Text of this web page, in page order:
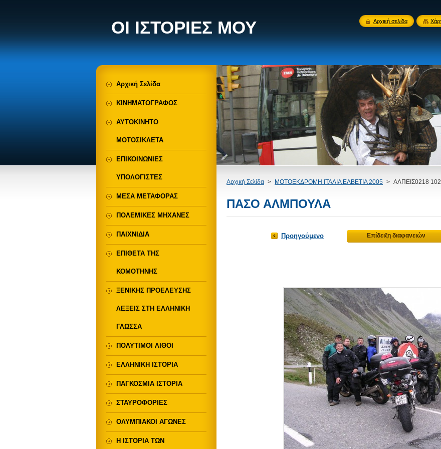
ΟΙ ΙΣΤΟΡΙΕΣ ΜΟΥ
Αρχική Σελίδα > ΜΟΤΟΕΚΔΡΟΜΗ ΙΤΑΛΙΑ ΕΛΒΕΤΙΑ 2005 > ΑΛΠΕΙΣ0218
ΠΑΣΟ ΑΛΜΠΟΥΛΑ
Προηγούμενο Επίδειξη διαφανειών
Αρχική Σελίδα
ΚΙΝΗΜΑΤΟΓΡΑΦΟΣ
ΑΥΤΟΚΙΝΗΤΟ
ΜΟΤΟΣΙΚΛΕΤΑ
ΕΠΙΚΟΙΝΩΝΙΕΣ
ΥΠΟΛΟΓΙΣΤΕΣ
ΜΕΣΑ ΜΕΤΑΦΟΡΑΣ
ΠΟΛΕΜΙΚΕΣ ΜΗΧΑΝΕΣ
ΠΑΙΧΝΙΔΙΑ
ΕΠΙΘΕΤΑ ΤΗΣ
ΚΟΜΟΤΗΝΗΣ
ΞΕΝΙΚΗΣ ΠΡΟΕΛΕΥΣΗΣ
ΛΕΞΕΙΣ ΣΤΗ ΕΛΛΗΝΙΚΗ
ΓΛΩΣΣΑ
ΠΟΛΥΤΙΜΟΙ ΛΙΘΟΙ
ΕΛΛΗΝΙΚΗ ΙΣΤΟΡΙΑ
ΠΑΓΚΟΣΜΙΑ ΙΣΤΟΡΙΑ
ΣΤΑΥΡΟΦΟΡΙΕΣ
ΟΛΥΜΠΙΑΚΟΙ ΑΓΩΝΕΣ
Η ΙΣΤΟΡΙΑ ΤΩΝ
Αρχική σελίδα